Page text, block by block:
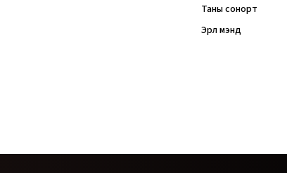
Таны сонорт
Эрүүл мэнд